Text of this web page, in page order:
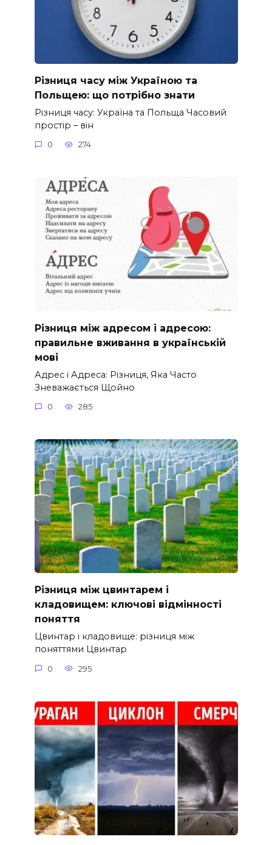
Різниця часу між Україною та
Польщею: що потрібно знати
Різниця часу: Україна та Польща Часовий
простір – він
0 274
Різниця між адресом і адресою:
правильне вживання в українській
мові
Адрес і Адреса: Різниця, Яка Часто
Зневажається Щойно
0 285
Різниця між цвинтарем і
кладовищем: ключові відмінності
поняття
Цвинтар і кладовище: різниця між
поняттями Цвинтар
0 295